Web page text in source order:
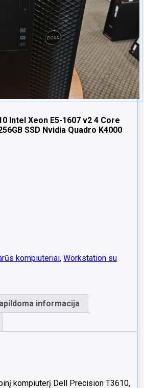
Intel Xeon E5-1607 v2 4 Core
SSD Nvidia Quadro K4000
kompiuteriai,Workstation su
informacija
kompiuterį Dell Precision T3610,